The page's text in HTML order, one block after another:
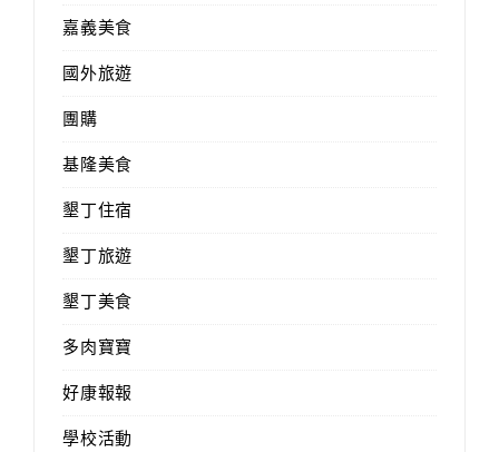
嘉義美食
國外旅遊
團購
基隆美食
墾丁住宿
墾丁旅遊
墾丁美食
多肉寶寶
好康報報
學校活動